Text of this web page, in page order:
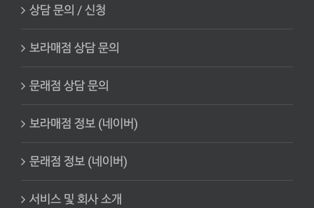
상담 문의 / 신청
보라매점 상담 문의
문래점 상담 문의
보라매점 정보 (네이버)
문래점 정보 (네이버)
서비스 및 회사 소개